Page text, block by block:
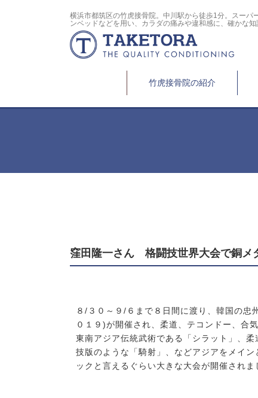
横浜市都筑区の竹虎接骨院。中川駅から徒歩1分。スー
ンベッドなどを用い、カラダの痛みや違和感に、確かな知
竹虎接骨院の紹介
窪田隆一さん 格闘技世界大会で銅メ
８/３０～９/６まで８日間に渡り、韓国の
０１９)が開催され、柔道、テコンドー、合
東南アジア伝統武術である「シラット」、
技版のような「騎射」、などアジアをメイ
ックと言えるぐらい大きな大会が開催されま